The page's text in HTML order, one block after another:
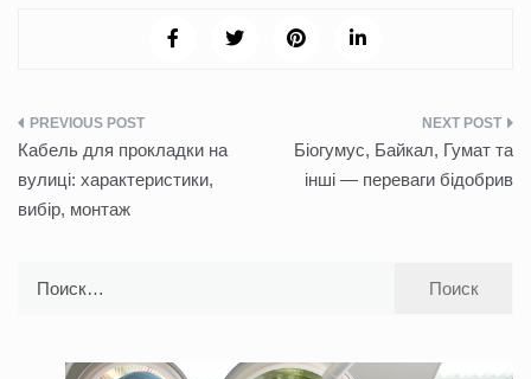
Навигация
по
записям
Кабель для прокладки на
вулиці: характеристики,
вибір, монтаж
Біогумус, Байкал, Гумат та
інші — переваги бідобрив